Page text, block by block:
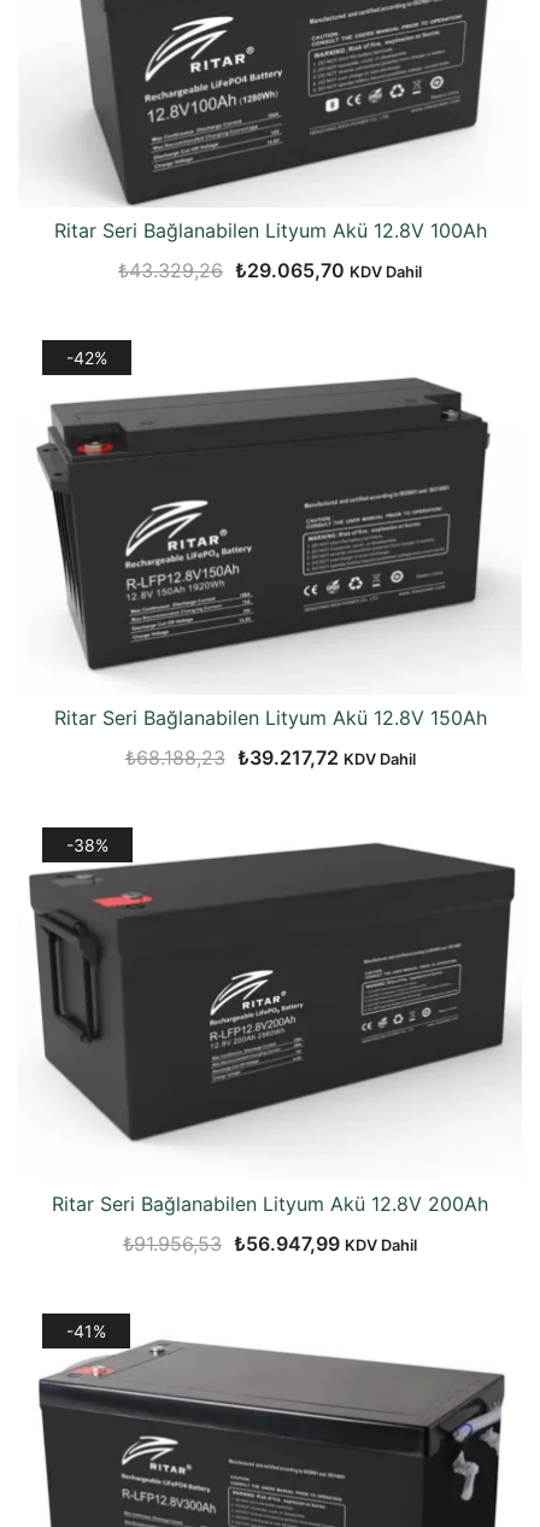
Ritar Seri Bağlanabilen Lityum Akü 12.8V 100Ah
₺43.329,26 Orijinal
₺29.065,70 Şu
KDV Dahil
-42%
Ritar Seri Bağlanabilen Lityum Akü 12.8V 150Ah
₺68.188,23 Orijinal
₺39.217,72Şu
₺39.217,72.
KDV Dahil
-38%
Ritar Seri Bağlanabilen Lityum Akü 12.8V 200Ah
₺91.956,53 Orijinal
₺56.947,99Şu
KDV Dahil
-41%